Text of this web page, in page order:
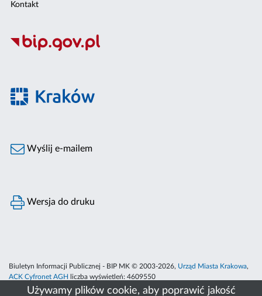
Używamy plików cookie, aby poprawić jakość
Kontakt
Wyślij e-mailem
Wersja do druku
Biuletyn Informacji Publicznej - BIP MK © 2003-2026, Urząd Miasta Krakowa,
ACK Cyfronet AGH
liczba wyświetleń: 4609550